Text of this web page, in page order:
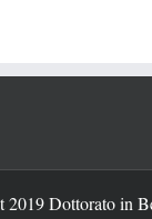
2019 Dottorato in